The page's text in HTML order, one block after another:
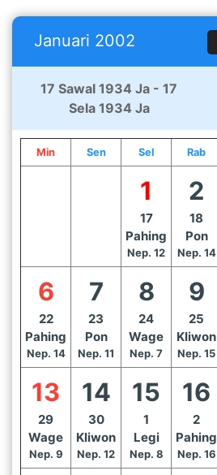
Januari 2002
17 Sawal 1934 Ja - 17
Sela 1934 Ja
Min Sen Sel Rab
1
17
Pahing
Nep. 12
2
18
Pon
Nep. 14
6
22
Pahing
Nep. 14
7
23
Pon
Nep. 11
8
24
Wage
Nep. 7
9
25
Kliwon
Nep. 15
13
29
Wage
Nep. 9
14
30
Kliwon
Nep. 12
15
1
Legi
Nep. 8
16
2
Pahing
Nep. 16